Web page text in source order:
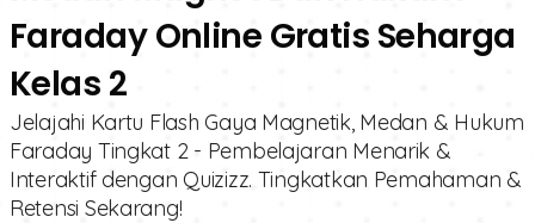
Faraday Online Gratis Seharga
Kelas 2
Jelajahi Kartu Flash Gaya Magnetik, Medan & Hukum
Faraday Tingkat 2 - Pembelajaran Menarik &
Interaktif dengan Quizizz. Tingkatkan Pemahaman &
Retensi Sekarang!